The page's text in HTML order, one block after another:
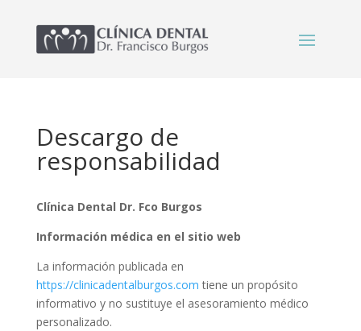
Descargo de
responsabilidad
Clínica Dental Dr. Fco Burgos
Información médica en el sitio web
La información publicada en
https://clinicadentalburgos.com tiene un propósito
informativo y no sustituye el asesoramiento médico
personalizado.